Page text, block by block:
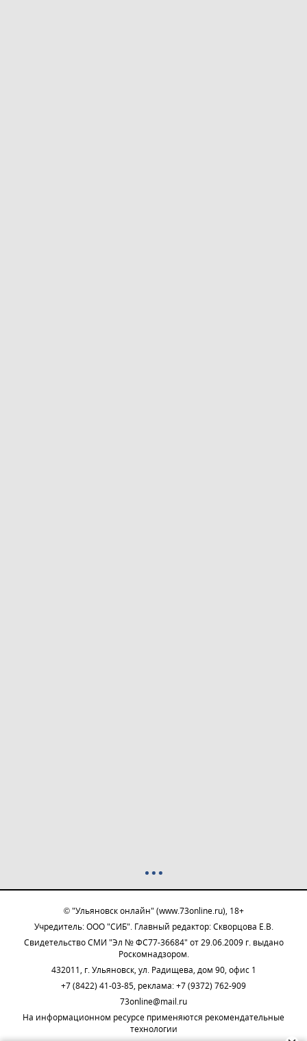
© "Ульяновск онлайн" (www.73online.ru), 18+
Учредитель: ООО "СИБ". Главный редактор: Скворцова Е.В.
Свидетельство СМИ "Эл № ФС77-36684" от 29.06.2009 г. выдано
Роскомнадзором.
432011, г. Ульяновск, ул. Радищева, дом 90, офис 1
+7 (8422) 41-03-85, реклама: +7 (9372) 762-909
73online@mail.ru
На информационном ресурсе применяются рекомендательные
технологии